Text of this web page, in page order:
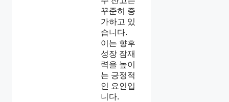
꾸준히 증
가하고 있
습니다.
이는 향후
성장 잠재
력을 높이
는 긍정적
인 요인입
니다.